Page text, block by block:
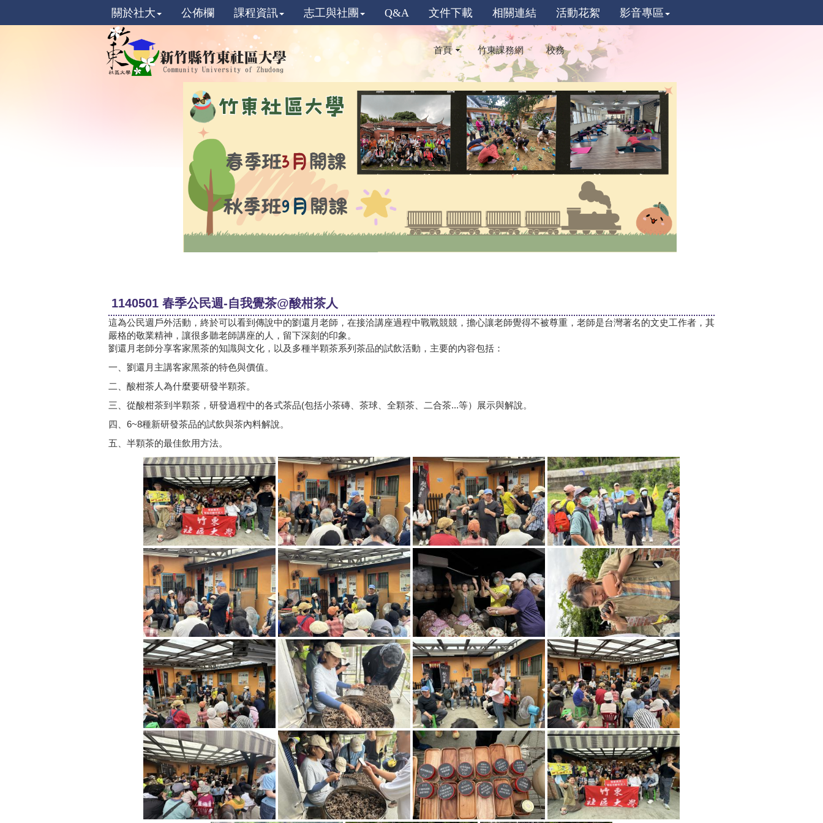
關於社大 公佈欄 課程資訊 志工與社團 Q&A 文件下載 相關連結 活動花絮 影音專區
首頁 竹東課務網 校務
1140501 春季公民週-自我覺茶@酸柑茶人
這為公民週戶外活動，終於可以看到傳說中的劉還月老師，在接洽講座過程中戰戰競競，擔心讓老師覺得不被尊重，老師是台灣著名的文史工作者，其
嚴格的敬業精神，讓很多聽老師講座的人，留下深刻的印象。
劉還月老師分享客家黑茶的知識與文化，以及多種半顆茶系列茶品的試飲活動，主要的內容包括：
一、劉還月主講客家黑茶的特色與價值。
二、酸柑茶人為什麼要研發半顆茶。
三、從酸柑茶到半顆茶，研發過程中的各式茶品(包括小茶磚、茶球、全顆茶、二合茶...等）展示與解說。
四、6~8種新研發茶品的試飲與茶內料解說。
五、半顆茶的最佳飲用方法。